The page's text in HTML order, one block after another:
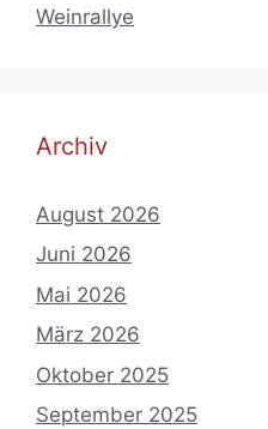
Weinrallye
Archiv
August 2026
Juni 2026
Mai 2026
März 2026
Oktober 2025
September 2025